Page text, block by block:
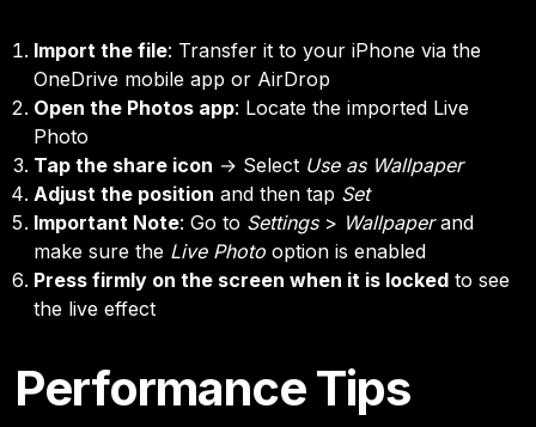
Import the file: Transfer it to your iPhone via the
OneDrive mobile app or AirDrop
Open the Photos app: Locate the imported Live
Photo
Tap the share icon → Select Use as Wallpaper
Adjust the position and then tap Set
Important Note: Go to Settings> Wallpaperand
make sure the Live Photo option is enabled
Press firmly on the screen when it is locked to see
the live effect
Performance Tips